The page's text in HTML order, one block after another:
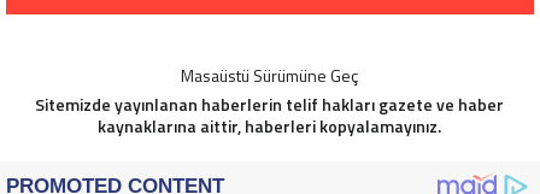
Masaüstü Sürümüne Geç
Sitemizde yayınlanan haberlerin telif hakları gazete ve haber
kaynaklarına aittir, haberleri kopyalamayınız.